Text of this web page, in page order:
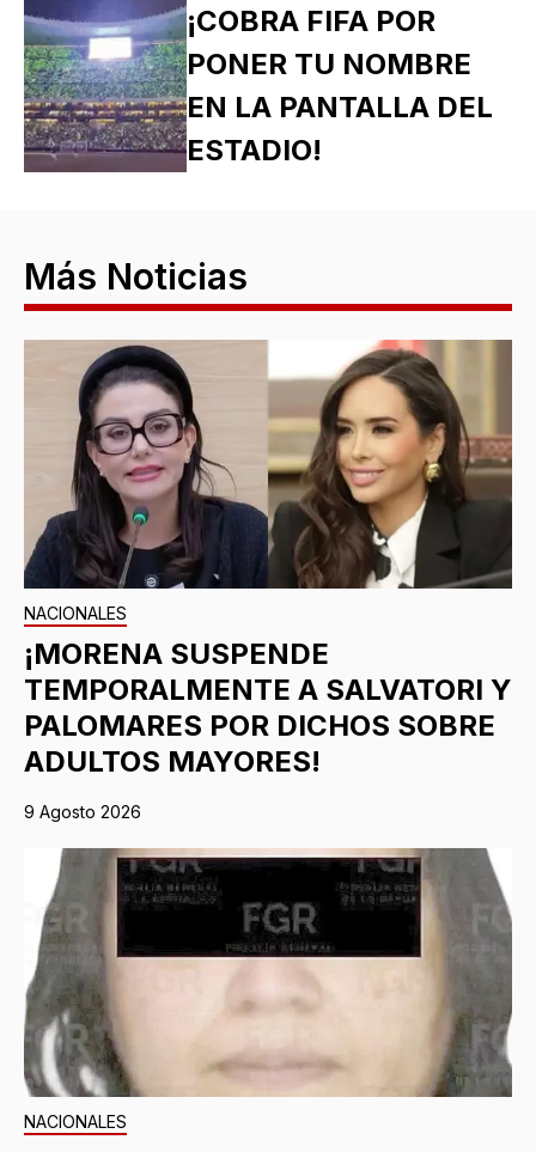
¡COBRA FIFA POR
PONER TU NOMBRE
EN LA PANTALLA DEL
ESTADIO!
Más Noticias
NACIONALES
¡MORENA SUSPENDE
TEMPORALMENTE A SALVATORI Y
PALOMARES POR DICHOS SOBRE
ADULTOS MAYORES!
9 Agosto 2026
NACIONALES